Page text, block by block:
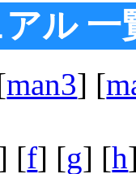
ル 一
man3] [
[f] [g] [h